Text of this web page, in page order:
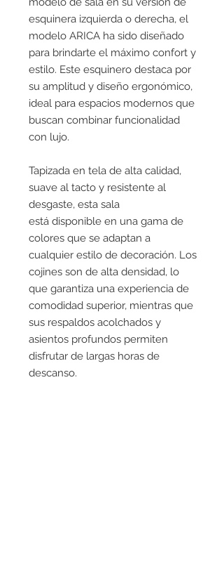
esquinera izquierda o derecha, el
modelo ARICA ha sido diseñado
para brindarte el máximo confort y
estilo. Este esquinero destaca por
su amplitud y diseño ergonómico,
ideal para espacios modernos que
buscan combinar funcionalidad
con lujo.
Tapizada en tela de alta calidad,
suave al tacto y resistente al
desgaste, esta sala
está disponible en una gama de
colores que se adaptan a
cualquier estilo de decoración. Los
cojines son de alta densidad, lo
que garantiza una experiencia de
comodidad superior, mientras que
sus respaldos acolchados y
asientos profundos permiten
disfrutar de largas horas de
descanso.